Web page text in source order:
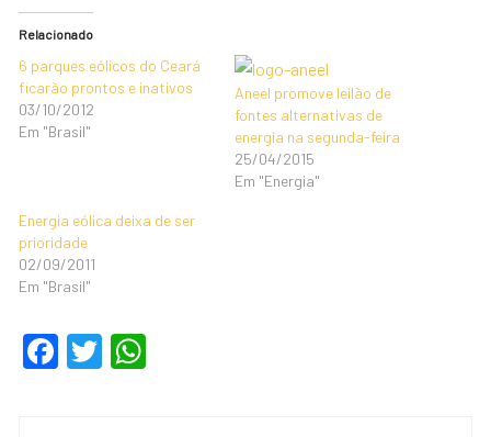
Relacionado
6 parques eólicos do Ceará
ficarão prontos e inativos
03/10/2012
Em "Brasil"
Aneel promove leilão de
fontes alternativas de
energia na segunda-feira
25/04/2015
Em "Energia"
Energia eólica deixa de ser
prioridade
02/09/2011
Em "Brasil"
F
T